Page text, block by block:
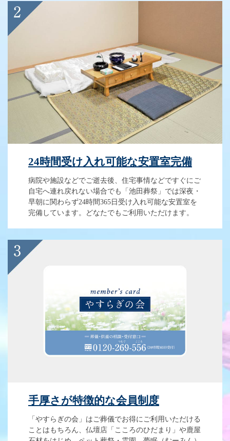
24時間受け入れ可能な安置室完備
病院や施設などでご逝去後、住宅事情などですぐにご
自宅へ連れ戻れない場合でも「池田葬祭」では深夜・
早朝に関わらず24時間365日受け入れ可能な安置室を
完備しています。どなたでもご利用いただけます。
手厚さが特徴的な会員制度
「やすらぎの会」はご葬儀でお得にご利用いただける
ことはもちろん、仏壇店「こころのひだまり」や鹿屋